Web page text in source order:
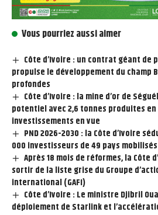
Vous pourriez aussi aimer
Côte d’Ivoire : un contrat géant de
propulse le développement du champ
profondes
Côte d’Ivoire : la mine d’or de
potentiel avec 2,6 tonnes produites en
investissements en vue
PND 2026-2030 : la Côte d’Ivoire
000 investisseurs de 49 pays
Après 18 mois de réformes, la Côte
sortir de la liste grise du Groupe
international (GAFI)
Côte d’Ivoire : Le ministre Djibril
déploiement de Starlink et